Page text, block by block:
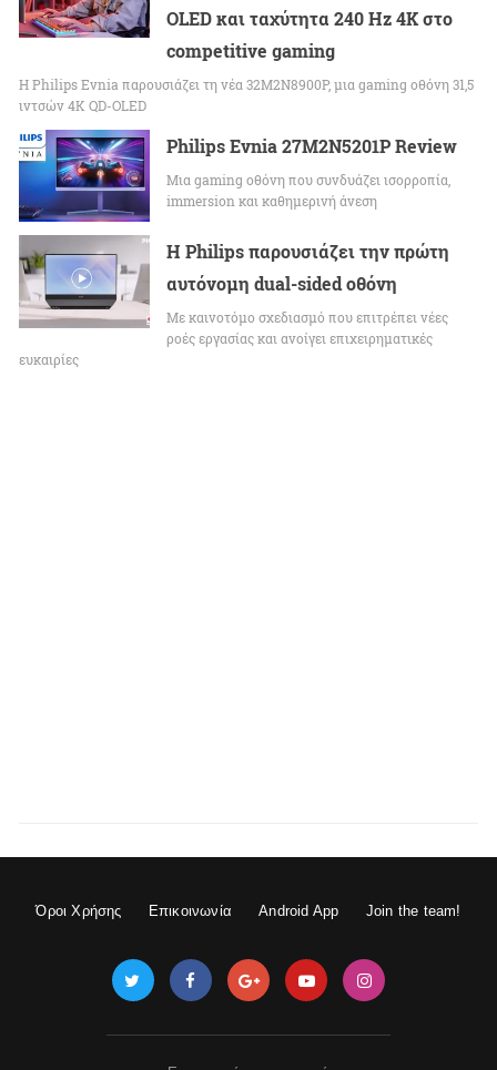
OLED και ταχύτητα 240 Hz 4K στο
competitive gaming
Η Philips Evnia παρουσιάζει τη νέα 32M2N8900P, μια gaming οθόνη 31,5
ιντσών 4K QD-OLED
Philips Evnia 27M2N5201P Review
Μια gaming οθόνη που συνδυάζει ισορροπία,
immersion και καθημερινή άνεση
Η Philips παρουσιάζει την πρώτη
αυτόνομη dual-sided οθόνη
Με καινοτόμο σχεδιασμό που επιτρέπει νέες
ροές εργασίας και ανοίγει επιχειρηματικές
ευκαιρίες
Όροι Χρήσης Επικοινωνία Android App Join the team!